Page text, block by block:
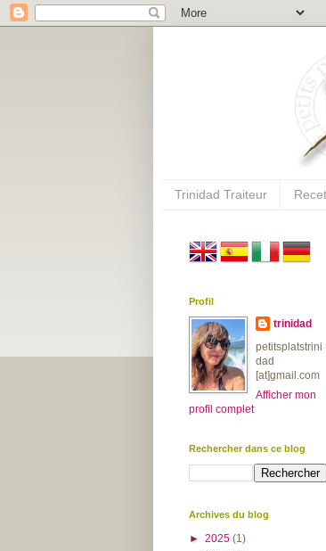
Trinidad Traiteur
Profil
trinidad
petitsplatstrini
dad
[at]gmail.com
Afficher mon
profil complet
Rechercher dans ce blog
Archives du blog
► 2025 (1)